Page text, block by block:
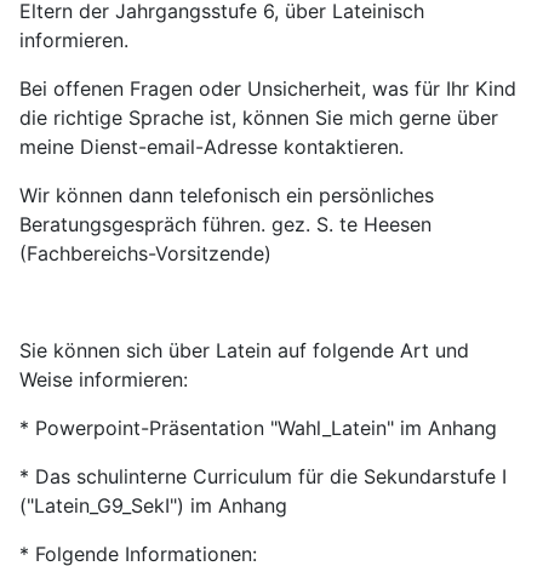
Eltern der Jahrgangsstufe 6, über Lateinisch
informieren.
Bei offenen Fragen oder Unsicherheit, was für Ihr Kind
die richtige Sprache ist, können Sie mich gerne über
meine Dienst-email-Adresse kontaktieren.
Wir können dann telefonisch ein persönliches
Beratungsgespräch führen. gez. S. te Heesen
(Fachbereichs-Vorsitzende)
Sie können sich über Latein auf folgende Art und
Weise informieren:
* Powerpoint-Präsentation "Wahl_Latein" im Anhang
* Das schulinterne Curriculum für die Sekundarstufe I
("Latein_G9_SekI") im Anhang
* Folgende Informationen: